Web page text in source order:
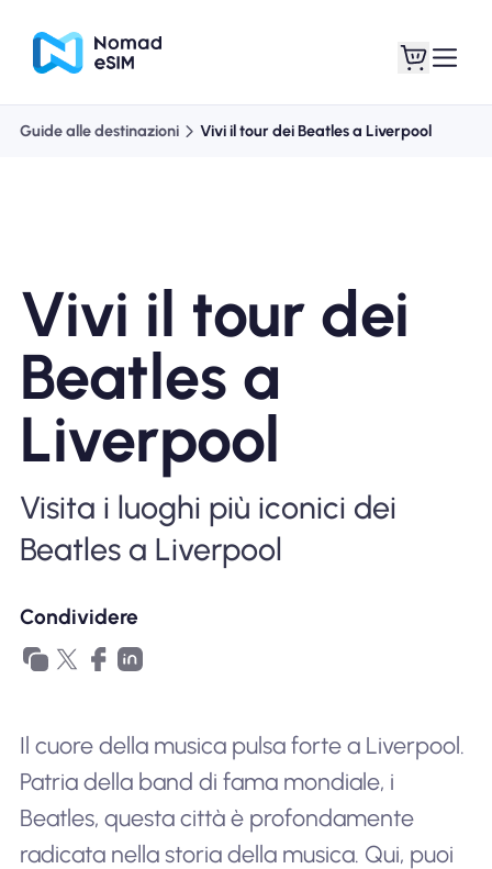
Acquista piani
Informazioni sull'eSIM
Perché l'eSIM Nomad
Utilizzando una eSIM
Guide alle destinazioni Vivi il tour dei Beatles a Liverpool
Vivi il tour dei
Beatles a
Liverpool
Visita i luoghi più iconici dei
Beatles a Liverpool
Condividere
Il cuore della musica pulsa forte a Liverpool.
Patria della band di fama mondiale, i
Beatles, questa città è profondamente
radicata nella storia della musica. Qui, puoi